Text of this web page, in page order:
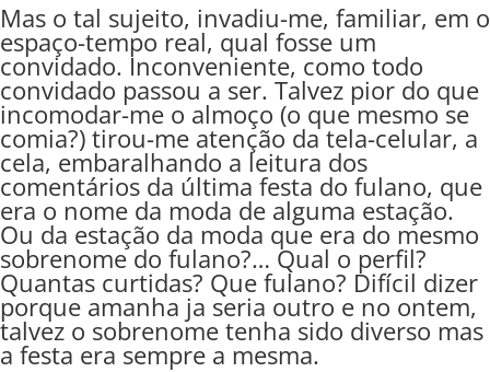
Mas o tal sujeito, invadiu-me, familiar, em o
espaço-tempo real, qual fosse um
convidado. Inconveniente, como todo
convidado passou a ser. Talvez pior do que
incomodar-me o almoço (o que mesmo se
comia?) tirou-me atenção da tela-celular, a
cela, embaralhando a leitura dos
comentários da última festa do fulano, que
era o nome da moda de alguma estação.
Ou da estação da moda que era do mesmo
sobrenome do fulano?… Qual o perfil?
Quantas curtidas? Que fulano? Difícil dizer
porque amanha ja seria outro e no ontem,
talvez o sobrenome tenha sido diverso mas
a festa era sempre a mesma.